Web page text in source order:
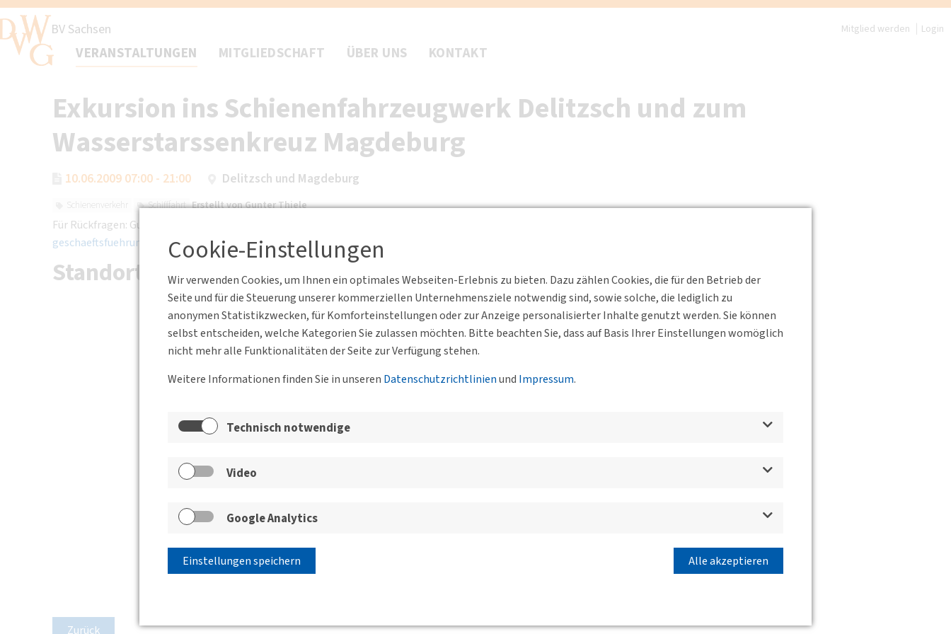
Cookie-Einstellungen
Wir verwenden Cookies, um Ihnen ein optimales Webseiten-Erlebnis zu bieten. Dazu zählen Cookies, die für den Betrieb der
Seite und für die Steuerung unserer kommerziellen Unternehmensziele notwendig sind, sowie solche, die lediglich zu
anonymen Statistikzwecken, für Komforteinstellungen oder zur Anzeige personalisierter Inhalte genutzt werden. Sie können
selbst entscheiden, welche Kategorien Sie zulassen möchten. Bitte beachten Sie, dass auf Basis Ihrer Einstellungen womöglich
nicht mehr alle Funktionalitäten der Seite zur Verfügung stehen.
Weitere Informationen finden Sie in unseren Datenschutzrichtlinienund Impressum.
Technisch notwendige
Video
Google Analytics
Einstellungen speichern Alle akzeptieren
BV Sachsen Mitglied werden Login
VERANSTALTUNGEN MITGLIEDSCHAFT ÜBER UNS KONTAKT
Exkursion ins Schienenfahrzeugwerk Delitzsch und zum
Wasserstarssenkreuz Magdeburg
10.06.2009 07:00 - 21:00 Delitzsch und Magdeburg
Schienenverkehr Schifffahrt Erstellt vonGunter Thiele
Für Rückfragen: Gunter Thiele, Tel.: 0351 - 463 367 66,
geschaeftsfuehrung(at)sachsen.dvwg.de
Standort
Zurück